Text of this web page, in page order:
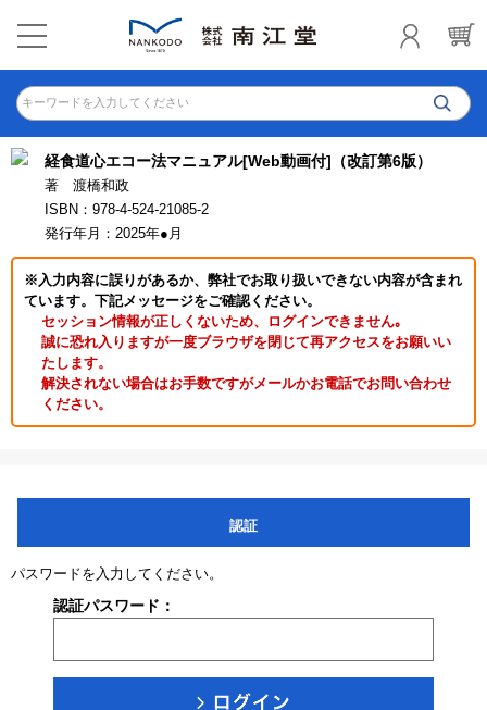
キーワードを入力してください
経食道心エコー法マニュアル[Web動画付]（改訂第6版）
著 渡橋和政
ISBN：978-4-524-21085-2
発行年月：2025年●月
※入力内容に誤りがあるか、弊社でお取り扱いできない内容が含まれ
ています。下記メッセージをご確認ください。
セッション情報が正しくないため、ログインできません｡
誠に恐れ入りますが一度ブラウザを閉じて再アクセスをお願いい
たします。
解決されない場合はお手数ですがメールかお電話でお問い合わせ
ください。
認証
パスワードを入力してください。
認証パスワード：